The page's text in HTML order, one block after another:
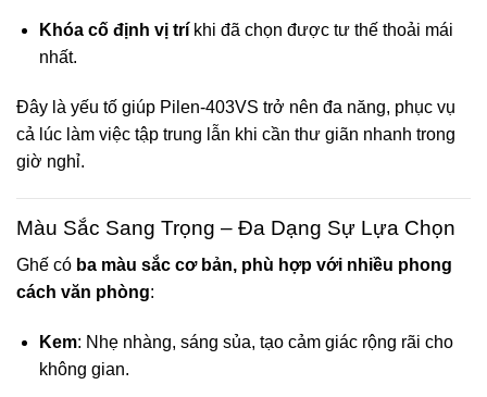
Khóa cố định vị tríkhi đã chọn được tư thế thoải mái
nhất.
Đây là yếu tố giúp Pilen-403VS trở nên đa năng, phục vụ
cả lúc làm việc tập trung lẫn khi cần thư giãn nhanh trong
giờ nghỉ.
Màu Sắc Sang Trọng – Đa Dạng Sự Lựa Chọn
Ghế có ba màu sắc cơ bản, phù hợp với nhiều phong
cách văn phòng:
Kem: Nhẹ nhàng, sáng sủa, tạo cảm giác rộng rãi cho
không gian.